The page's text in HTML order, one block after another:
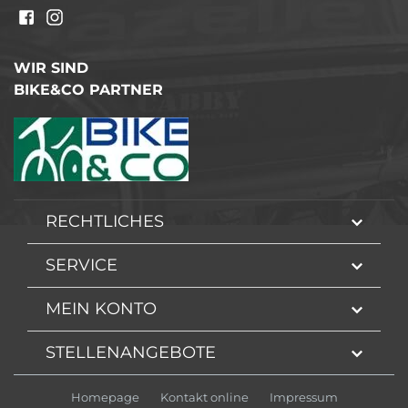
WIR SIND
BIKE&CO PARTNER
RECHTLICHES
SERVICE
MEIN KONTO
STELLENANGEBOTE
Homepage Kontakt online Impressum